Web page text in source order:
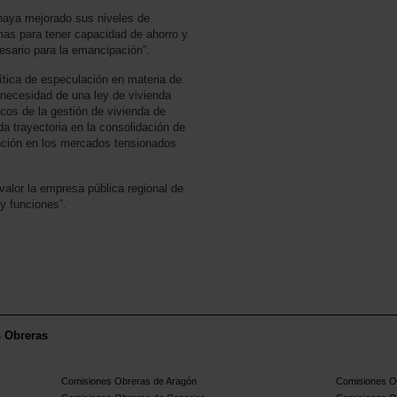
mejorado sus niveles de
para tener capacidad de ahorro y
para la emancipación”.
de especulación en materia de
de una ley de vivienda
de la gestión de vivienda de
trayectoria en la consolidación de
en los mercados tensionados
la empresa pública regional de
funciones”.
Obreras
Comisiones Obreras de Aragón
Comisiones